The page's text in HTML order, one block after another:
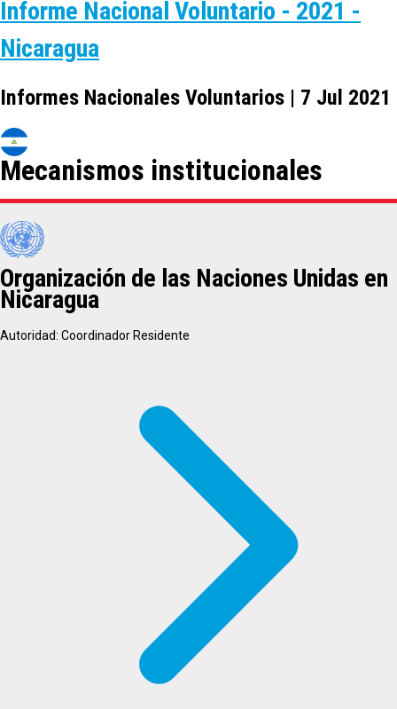
Informe Nacional Voluntario - 2021 -
Nicaragua
Informes Nacionales Voluntarios | 7 Jul 2021
Mecanismos institucionales
Organización de las Naciones Unidas en
Nicaragua
Autoridad: Coordinador Residente